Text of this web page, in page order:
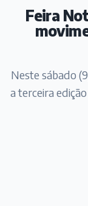
Feira
Neste sábado
a terceira